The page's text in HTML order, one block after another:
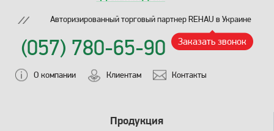
Авторизированный торговый партнер REHAU в Украине
(057) 780-65-90 Заказать звонок
О компании Клиентам Контакты
Продукция